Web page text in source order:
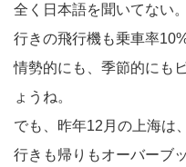
全く日本語を聞いてない。
行きの飛行機も乗車率
情勢的にも、季節的にも
ょうね。
でも、昨年12月の上海は、
行きも帰りもオーバーブ